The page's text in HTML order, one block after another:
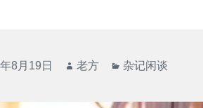
8月19日
作
老方
分
杂记闲谈